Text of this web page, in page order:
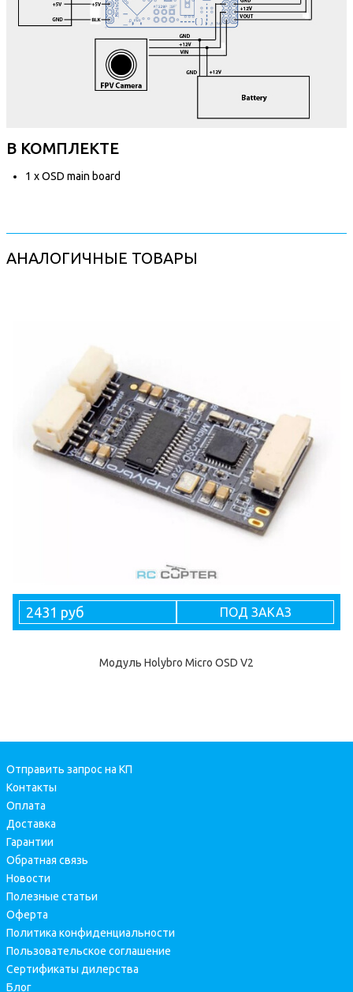
В КОМПЛЕКТЕ
1 x OSD main board
АНАЛОГИЧНЫЕ ТОВАРЫ
2431 руб ПОД ЗАКАЗ
Модуль Holybro Micro OSD V2
Отправить запрос на КП
Контакты
Оплата
Доставка
Гарантии
Обратная связь
Новости
Полезные статьи
Оферта
Политика конфиденциальности
Пользовательское соглашение
Сертификаты дилерства
Блог